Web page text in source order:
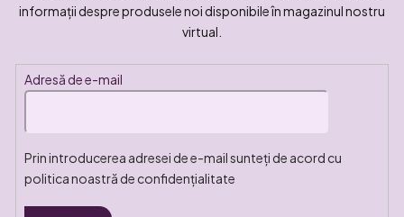
informaţii despre produsele noi disponibile în magazinul nostru
virtual.
Adresă de e-mail
Prin introducerea adresei de e-mail sunteți de acord cu
politica noastră de confidențialitate